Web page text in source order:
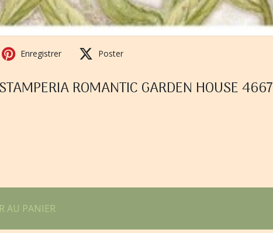
Enregistrer Poster
ROMANTIC GARDEN HOUSE 4667
AU PANIER